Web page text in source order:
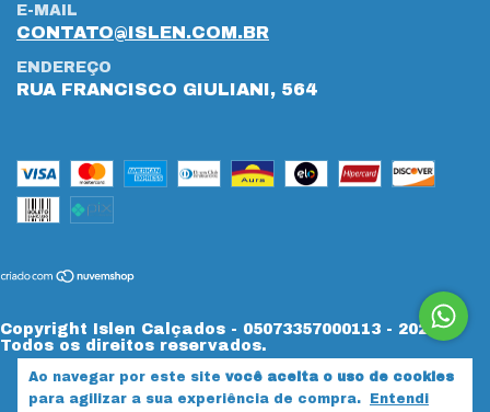
Ao navegar por este site você aceita o uso de cookies
para agilizar a sua experiência de compra.
Entendi
E-MAIL
CONTATO@ISLEN.COM.BR
ENDEREÇO
RUA FRANCISCO GIULIANI, 564
Copyright Islen Calçados - 05073357000113 - 2026.
Todos os direitos reservados.